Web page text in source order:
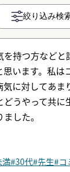
絞り込み検
を持つ方などと
思います。私は
気に対してあま
どうやって共に
した。
満#30代#先生#コ